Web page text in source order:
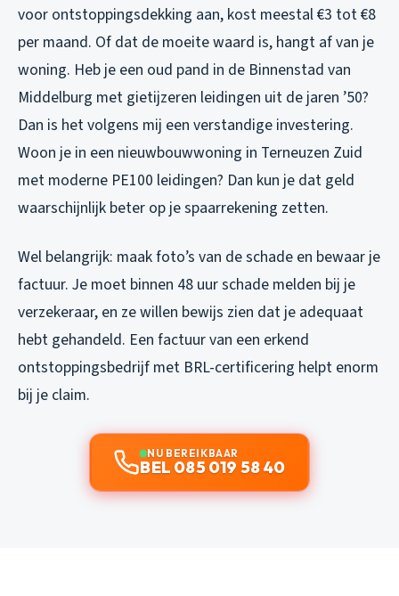
voor ontstoppingsdekking aan, kost meestal €3 tot €8
per maand. Of dat de moeite waard is, hangt af van je
woning. Heb je een oud pand in de Binnenstad van
Middelburg met gietijzeren leidingen uit de jaren ’50?
Dan is het volgens mij een verstandige investering.
Woon je in een nieuwbouwwoning in Terneuzen Zuid
met moderne PE100 leidingen? Dan kun je dat geld
waarschijnlijk beter op je spaarrekening zetten.
Wel belangrijk: maak foto’s van de schade en bewaar je
factuur. Je moet binnen 48 uur schade melden bij je
verzekeraar, en ze willen bewijs zien dat je adequaat
hebt gehandeld. Een factuur van een erkend
ontstoppingsbedrijf met BRL-certificering helpt enorm
bij je claim.
NU BEREIKBAAR
BEL 085 019 58 40